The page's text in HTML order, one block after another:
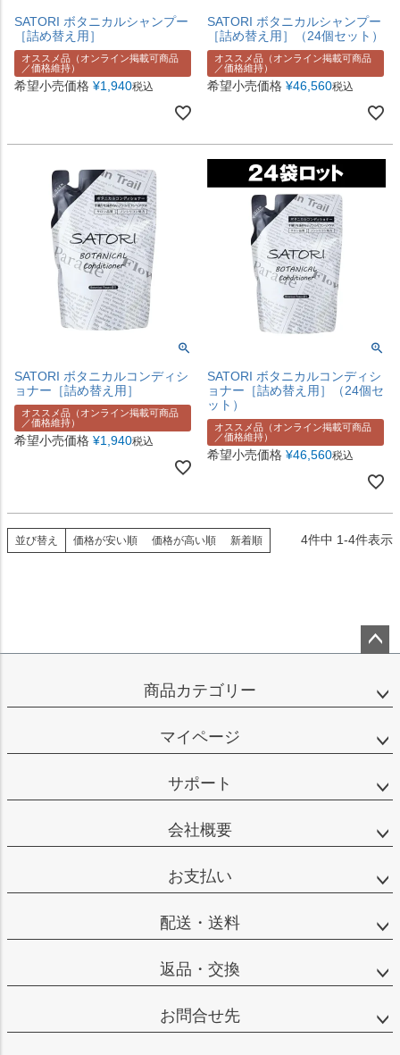
SATORI ボタニカルシャンプー
［詰め替え用］
オススメ品（オンライン掲載可商品
／価格維持）
希望小売価格 ¥1,940税込
SATORI ボタニカルシャンプー
［詰め替え用］（24個セット）
オススメ品（オンライン掲載可商品
／価格維持）
希望小売価格 ¥46,560税込
SATORI ボタニカルコンディシ
ョナー［詰め替え用］
オススメ品（オンライン掲載可商品
／価格維持）
希望小売価格 ¥1,940税込
SATORI ボタニカルコンディシ
ョナー［詰め替え用］（24個セ
ット）
オススメ品（オンライン掲載可商品
／価格維持）
希望小売価格 ¥46,560税込
並び替え 価格が安い順 価格が高い順 新着順 4件中 1-4件表示
ップ
商品カテゴリー
マイページ
サポート
会社概要
お支払い
配送・送料
返品・交換
お問合せ先